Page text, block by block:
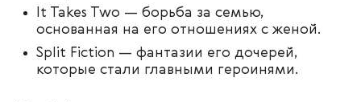
It Takes Two — борьба за семью,
основанная на его отношениях с женой.
Split Fiction — фантазии его дочерей,
которые стали главными героинями.